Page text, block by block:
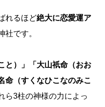
れるほど絶大に恋愛運ア
社です。
と）」「大山祇命（おお
命（すくなひこなのみこ
ら3柱の神様の力によっ